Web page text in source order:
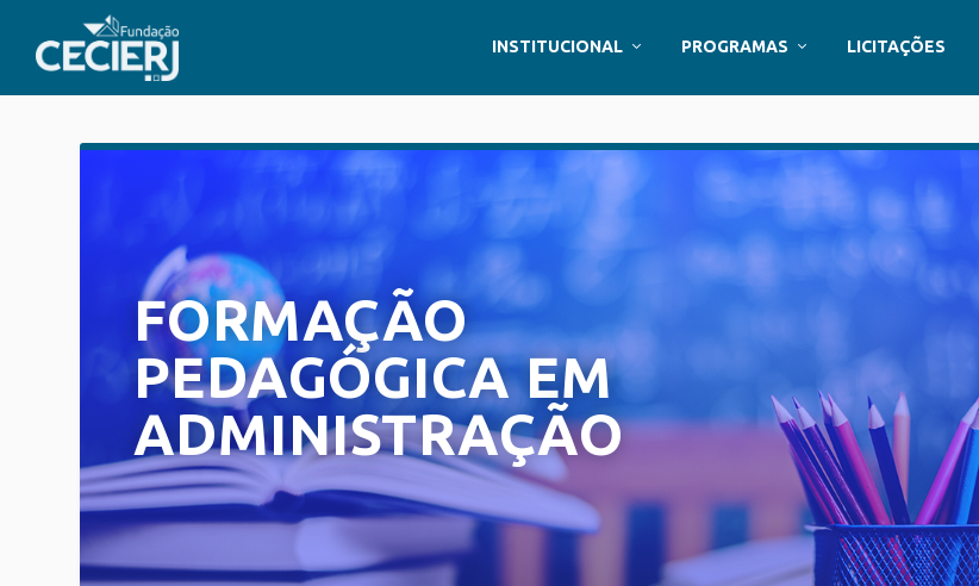
INSTITUCIONAL PROGRAMAS LICITAÇÕES
FORMAÇÃO
PEDAGÓGICA EM
ADMINISTRAÇÃO